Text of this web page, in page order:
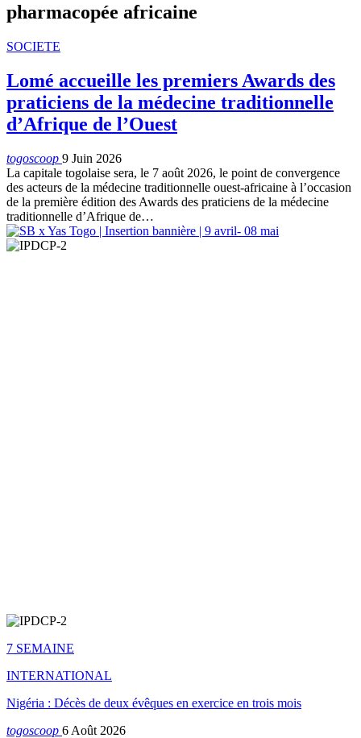
pharmacopée africaine
SOCIETE
Lomé accueille les premiers Awards des
praticiens de la médecine traditionnelle
d’Afrique de l’Ouest
togoscoop 9 Juin 2026
La capitale togolaise sera, le 7 août 2026, le point de convergence
des acteurs de la médecine traditionnelle ouest-africaine à l’occasion
de la première édition des Awards des praticiens de la médecine
traditionnelle d’Afrique de…
7 SEMAINE
INTERNATIONAL
Nigéria : Décès de deux évêques en exercice en trois mois
togoscoop 6 Août 2026